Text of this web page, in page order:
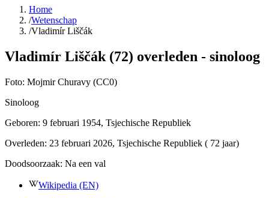
Home
/Wetenschap
/Vladimír Liščák
Vladimír Liščák (72) overleden - sinoloog
Foto: Mojmir Churavy (CC0)
Sinoloog
Geboren: 9 februari 1954, Tsjechische Republiek
Overleden: 23 februari 2026, Tsjechische Republiek ( 72 jaar)
Doodsoorzaak: Na een val
Wikipedia (EN)